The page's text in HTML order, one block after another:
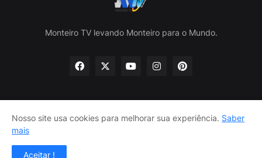
Monteiro TV levando Monteiro para o Mundo.
Home Sobre nós
política de Privacidade
Nosso site usa cookies para melhorar sua experiência. Saber
mais
Aceitar !